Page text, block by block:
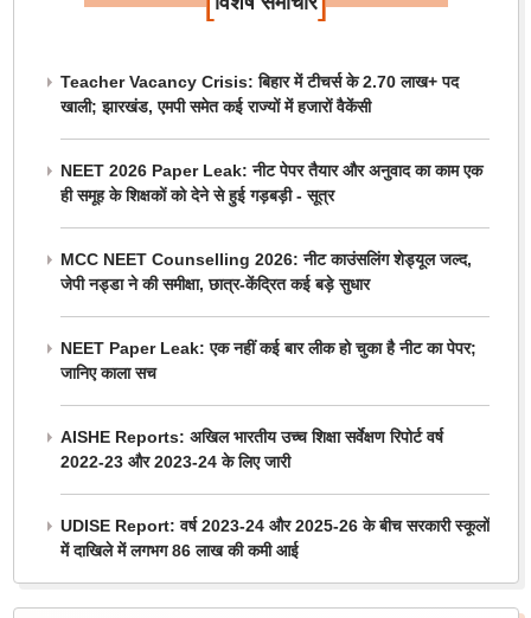
Teacher Vacancy Crisis: बिहार में टीचर्स के 2.70 लाख+ पद
खाली; झारखंड, एमपी समेत कई राज्यों में हजारों वैकेंसी
NEET 2026 Paper Leak: नीट पेपर तैयार और अनुवाद का काम एक
ही समूह के शिक्षकों को देने से हुई गड़बड़ी - सूत्र
MCC NEET Counselling 2026: नीट काउंसलिंग शेड्यूल जल्द,
जेपी नड्डा ने की समीक्षा, छात्र-केंद्रित कई बड़े सुधार
NEET Paper Leak: एक नहीं कई बार लीक हो चुका है नीट का पेपर;
जानिए काला सच
AISHE Reports: अखिल भारतीय उच्च शिक्षा सर्वेक्षण रिपोर्ट वर्ष
2022-23 और 2023-24 के लिए जारी
UDISE Report: वर्ष 2023-24 और 2025-26 के बीच सरकारी स्कूलों
में दाखिले में लगभग 86 लाख की कमी आई